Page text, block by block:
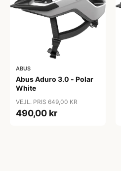
ABUS
Abus Aduro 3.0 - Polar
White
VEJL. PRIS 649,00 KR
490,00 kr